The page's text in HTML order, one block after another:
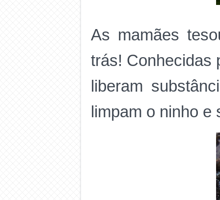
As mamães
trás! Conhecidas
liberam
limpam o ninho e